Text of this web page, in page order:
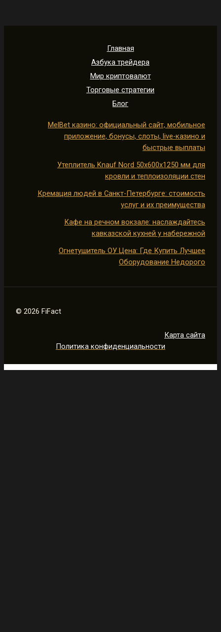
Главная
Азбука трейдера
Мир криптовалют
Торговые стратегии
Блог
MelBet казино: официальный сайт, мобильное
приложение, бонусы, слоты, live-казино и
быстрые выплаты
Утеплитель Knauf Nord 50х600х1250 мм для
кровли и теплоизоляции стен
Кремация людей в Санкт-Петербурге: стоимость
услуг и их преимущества
Кафе на речном вокзале: наслаждайтесь
кавказской кухней у набережной
Огнетушитель ОУ Цена: Где Купить Лучшее
Оборудование Недорого
© 2026 FiFact
Карта сайта
Политика конфиденциальности